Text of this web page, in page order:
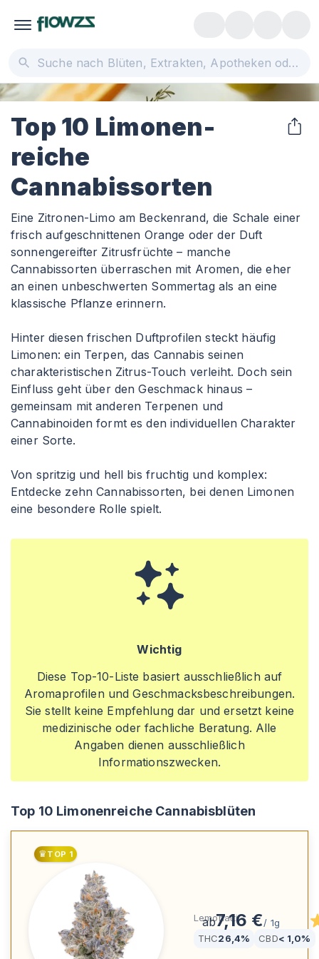
Top 10 Limonen-
reiche
Cannabissorten
Eine Zitronen-Limo am Beckenrand, die Schale einer
frisch aufgeschnittenen Orange oder der Duft
sonnengereifter Zitrusfrüchte – manche
Cannabissorten überraschen mit Aromen, die eher
an einen unbeschwerten Sommertag als an eine
klassische Pflanze erinnern.
Hinter diesen frischen Duftprofilen steckt häufig
Limonen: ein Terpen, das Cannabis seinen
charakteristischen Zitrus-Touch verleiht. Doch sein
Einfluss geht über den Geschmack hinaus –
gemeinsam mit anderen Terpenen und
Cannabinoiden formt es den individuellen Charakter
einer Sorte.
Von spritzig und hell bis fruchtig und komplex:
Entdecke zehn Cannabissorten, bei denen Limonen
eine besondere Rolle spielt.
Wichtig
Diese Top-10-Liste basiert ausschließlich auf
Aromaprofilen und Geschmacksbeschreibungen.
Sie stellt keine Empfehlung dar und ersetzt keine
medizinische oder fachliche Beratung. Alle
Angaben dienen ausschließlich
Informationszwecken.
Top 10 Limonenreiche Cannabisblüten
♛ TOP 1
Lemonatti
THC26,4% CBD< 1,0%
ab7,16 €/1g